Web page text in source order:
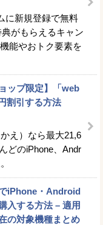
に新規登録で無料
がもらえるキャン
能やおトク要素を
ップ限定】「web
割引する方法
え）なら最大21,6
どのiPhone、Andr
iPhone・Android
入する方法 – 適用
の対象機種まとめ